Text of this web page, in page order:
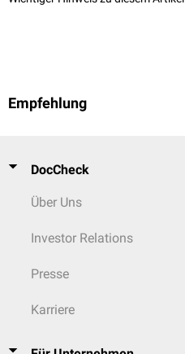
Empfehlung
DocCheck
Über Uns
Investor Relations
Presse
Karriere